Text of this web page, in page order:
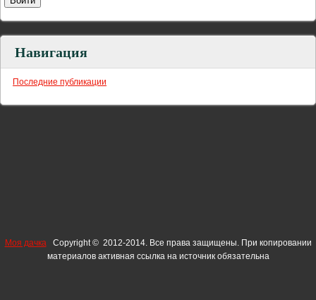
Навигация
Последние публикации
Моя дачка
Copyright © 2012-2014. Все права защищены. При копировании
материалов активная ссылка на источник обязательна